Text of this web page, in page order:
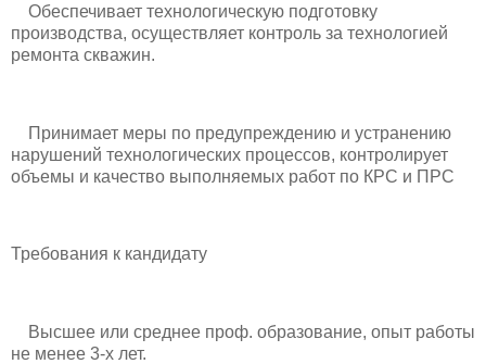
Обеспечивает технологическую подготовку
производства, осуществляет контроль за технологией
ремонта скважин.
Принимает меры по предупреждению и устранению
нарушений технологических процессов, контролирует
объемы и качество выполняемых работ по КРС и ПРС
Требования к кандидату
Высшее или среднее проф. образование, опыт работы
не менее 3-х лет.